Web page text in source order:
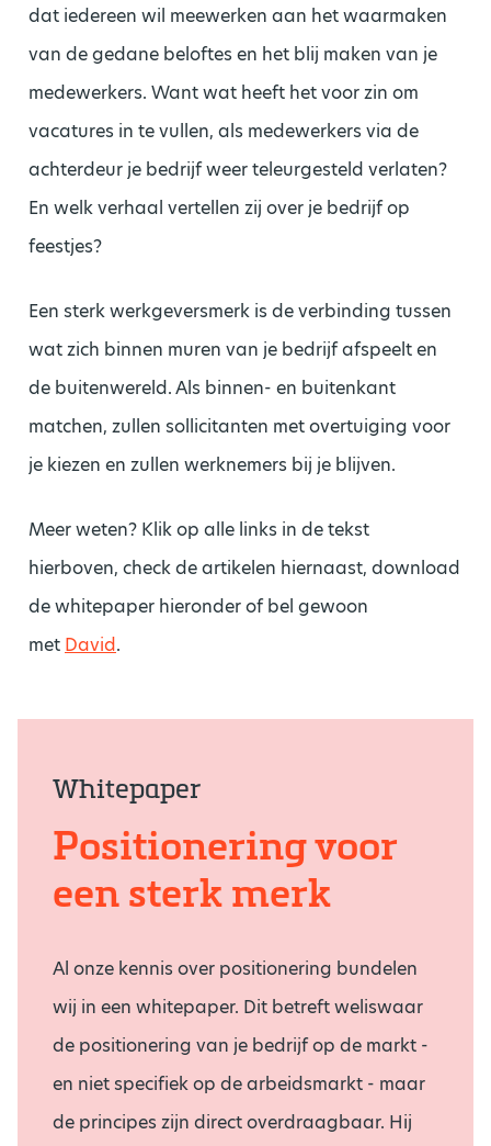
dat iedereen wil meewerken aan het waarmaken
van de gedane beloftes en het blij maken van je
medewerkers. Want wat heeft het voor zin om
vacatures in te vullen, als medewerkers via de
achterdeur je bedrijf weer teleurgesteld verlaten?
En welk verhaal vertellen zij over je bedrijf op
feestjes?
Een sterk werkgeversmerk is de verbinding tussen
wat zich binnen muren van je bedrijf afspeelt en
de buitenwereld. Als binnen- en buitenkant
matchen, zullen sollicitanten met overtuiging voor
je kiezen en zullen werknemers bij je blijven.
Meer weten? Klik op alle links in de tekst
hierboven, check de artikelen hiernaast, download
de whitepaper hieronder of bel gewoon
met David.
Whitepaper
Positionering voor
een sterk merk
Al onze kennis over positionering bundelen
wij in een whitepaper. Dit betreft weliswaar
de positionering van je bedrijf op de markt -
en niet specifiek op de arbeidsmarkt - maar
de principes zijn direct overdraagbaar. Hij